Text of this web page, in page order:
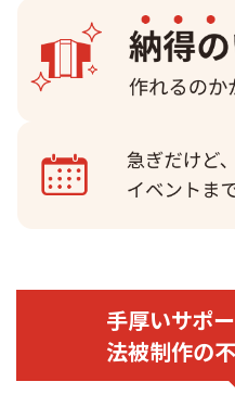
手厚いサポ
法被制作の